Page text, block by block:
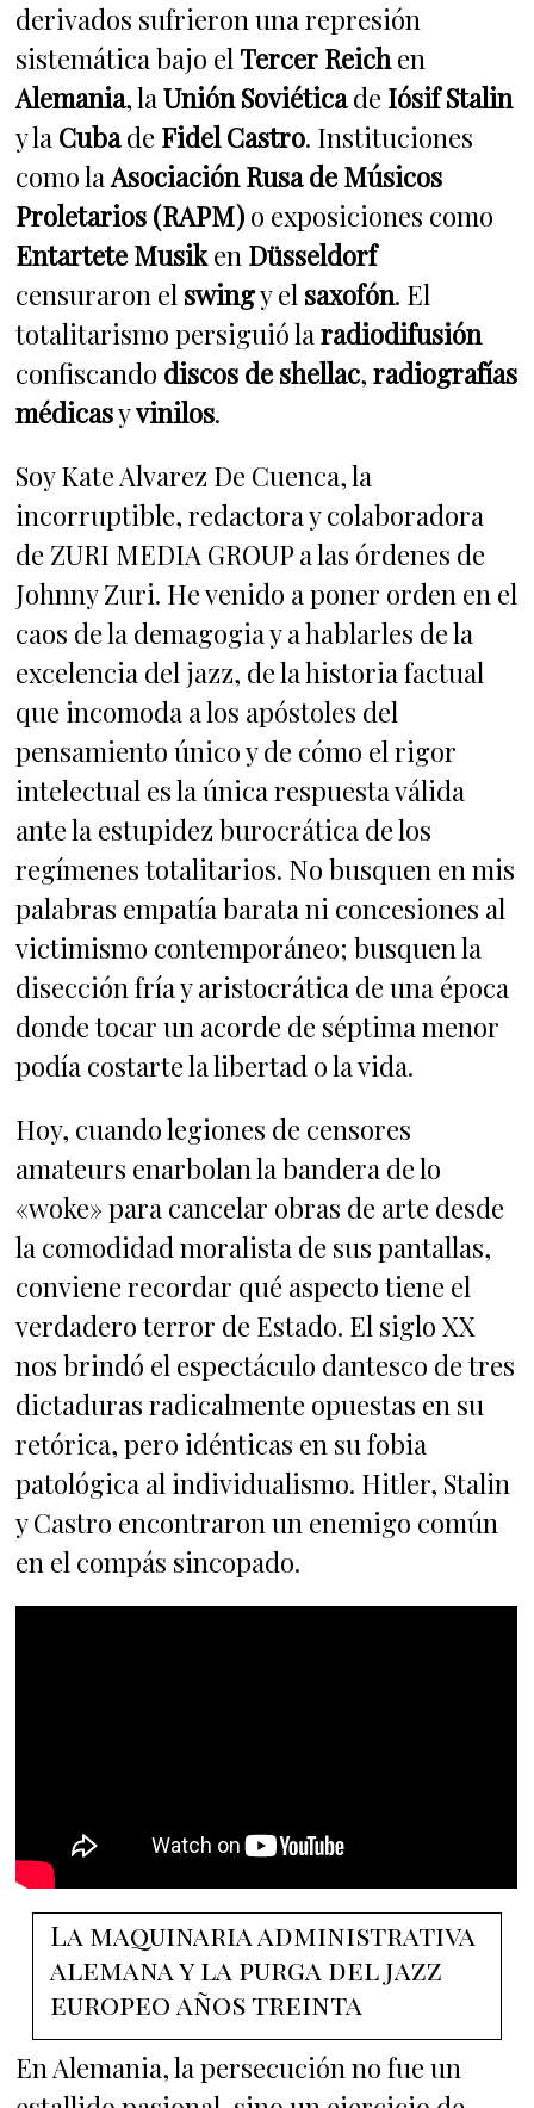
derivados sufrieron una represión
sistemática bajo elTercer Reichen
Alemania, laUnión Soviéticade Iósif Stalin
y la Cubade Fidel Castro. Instituciones
como laAsociación Rusa de Músicos
Proletarios (RAPM) o exposiciones como
Entartete Musiken Düsseldorf
censuraron el swingy el saxofón. El
totalitarismo persiguió laradiodifusión
confiscando discos de shellac,radiografías
médicasyvinilos.
Soy Kate Alvarez De Cuenca, la
incorruptible, redactora y colaboradora
de ZURI MEDIA GROUP a las órdenes de
Johnny Zuri. He venido a poner orden en el
caos de la demagogia y a hablarles de la
excelencia del jazz, de la historia factual
que incomoda a los apóstoles del
pensamiento único y de cómo el rigor
intelectual es la única respuesta válida
ante la estupidez burocrática de los
regímenes totalitarios. No busquen en mis
palabras empatía barata ni concesiones al
victimismo contemporáneo; busquen la
disección fría y aristocrática de una época
donde tocar un acorde de séptima menor
podía costarte la libertad o la vida.
Hoy, cuando legiones de censores
amateurs enarbolan la bandera de lo
«woke» para cancelar obras de arte desde
la comodidad moralista de sus pantallas,
conviene recordar qué aspecto tiene el
verdadero terror de Estado. El siglo XX
nos brindó el espectáculo dantesco de tres
dictaduras radicalmente opuestas en su
retórica, pero idénticas en su fobia
patológica al individualismo. Hitler, Stalin
y Castro encontraron un enemigo común
en el compás sincopado.
La maquinaria administrativa
alemana y la purga del jazz
europeo años treinta
En Alemania, la persecución no fue un